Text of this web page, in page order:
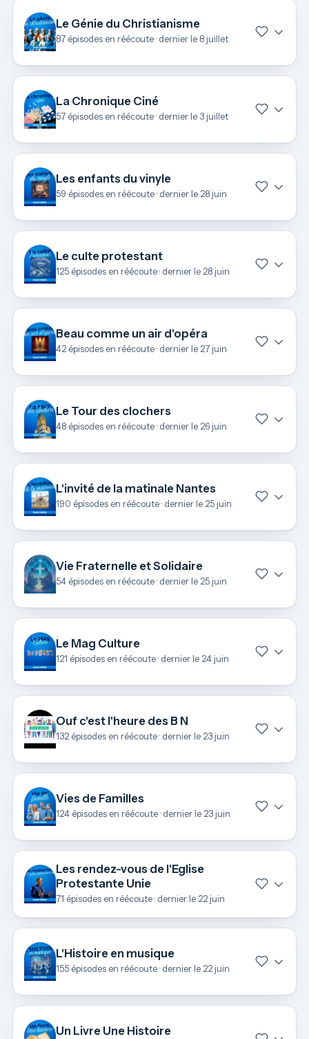
Le Génie du Christianisme
87 épisodes en réécoute · dernier le 8 juillet
La Chronique Ciné
57 épisodes en réécoute · dernier le 3 juillet
Les enfants du vinyle
59 épisodes en réécoute · dernier le 28 juin
Le culte protestant
125 épisodes en réécoute · dernier le 28 juin
Beau comme un air d'opéra
42 épisodes en réécoute · dernier le 27 juin
Le Tour des clochers
48 épisodes en réécoute · dernier le 26 juin
L'invité de la matinale Nantes
190 épisodes en réécoute · dernier le 25 juin
Vie Fraternelle et Solidaire
54 épisodes en réécoute · dernier le 25 juin
Le Mag Culture
121 épisodes en réécoute · dernier le 24 juin
Ouf c'est l'heure des B N
132 épisodes en réécoute · dernier le 23 juin
Vies de Familles
124 épisodes en réécoute · dernier le 23 juin
Les rendez-vous de l'Eglise
Protestante Unie
71 épisodes en réécoute · dernier le 22 juin
L'Histoire en musique
155 épisodes en réécoute · dernier le 22 juin
Un Livre Une Histoire